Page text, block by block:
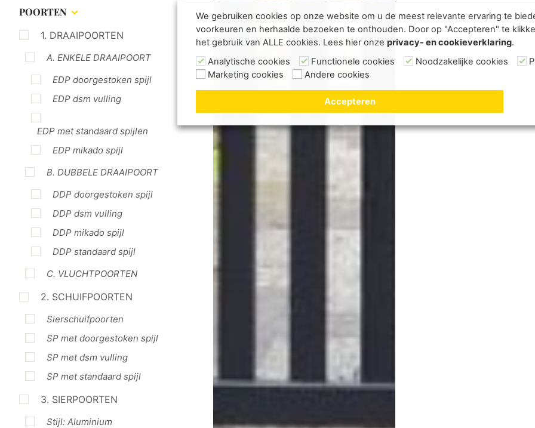
POORTEN
1. DRAAIPOORTEN
A. ENKELE DRAAIPOORT
EDP doorgestoken spijl
EDP dsm vulling
EDP met standaard spijlen
EDP mikado spijl
B. DUBBELE DRAAIPOORT
DDP doorgestoken spijl
DDP dsm vulling
DDP mikado spijl
DDP standaard spijl
C. VLUCHTPOORTEN
2. SCHUIFPOORTEN
Sierschuifpoorten
SP met doorgestoken spijl
SP met dsm vulling
SP met standaard spijl
3. SIERPOORTEN
Stijl: Aluminium
We gebruiken cookies op onze website om u de meest relevante ervaring te
voorkeuren en herhaalde bezoeken te onthouden. Door op "Accepteren" te
het gebruik van ALLE cookies. Lees hier onze privacy- en cookieverklaring.
Analytische cookies
Functionele cookies Noodzakelijke cookies
Marketing cookies
Andere cookies
Accepteren